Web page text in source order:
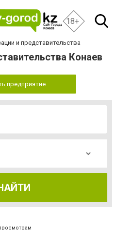
18+
и представительства
Конаев
предприятие